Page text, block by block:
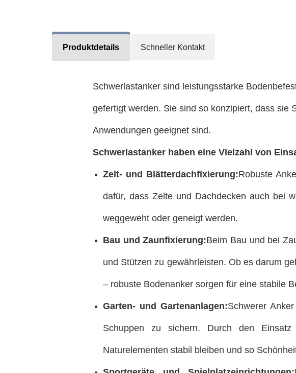
Produktdetails Schneller Kontakt
Schwerlastanker sind leistungsstarke
gefertigt werden. Sie sind so konzipiert, dass sie
Anwendungen geeignet sind.
Schwerlastanker haben eine Vielzahl von
Zelt- und Blätterdachfixierung:Robuste
dafür, dass Zelte und Dachdecken auch bei
weggeweht oder geneigt werden.
Bau und Zaunfixierung:Beim Bau und bei
und Stützen zu gewährleisten. Ob es darum
– robuste Bodenanker sorgen für eine stabile
Garten- und Gartenanlagen:Schwerer
Schuppen zu sichern. Durch den
Naturelementen stabil bleiben und so